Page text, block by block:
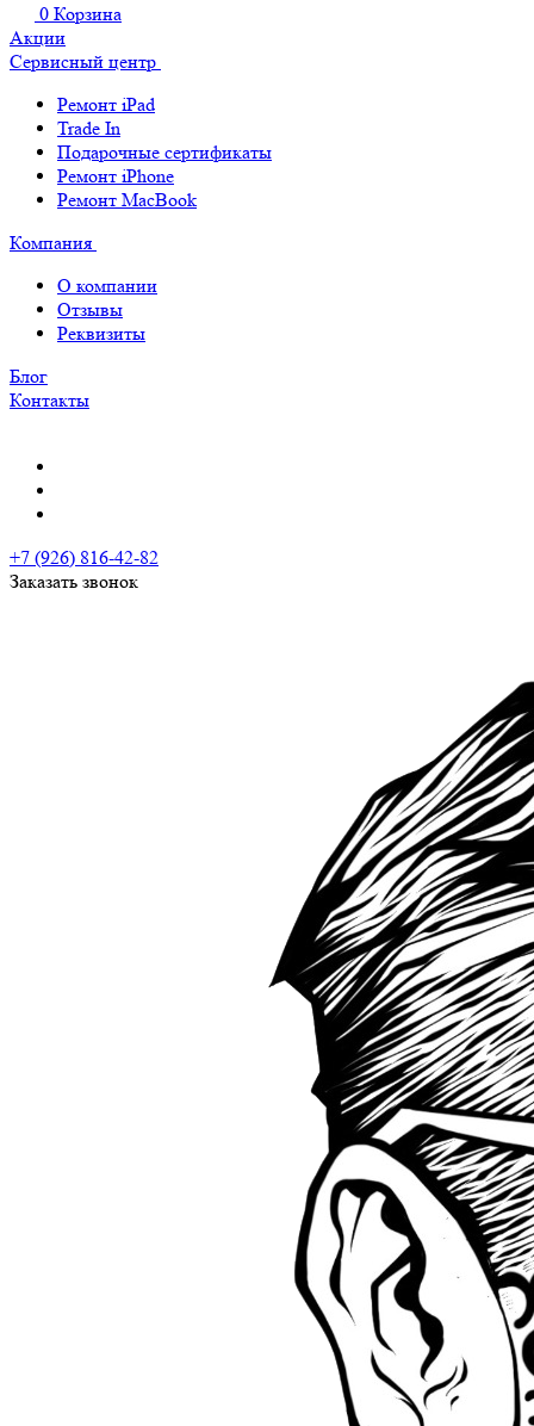
0 Корзина
Акции
Сервисный центр
Ремонт iPad
Trade In
Подарочные сертификаты
Ремонт iPhone
Ремонт MacBook
Компания
О компании
Отзывы
Реквизиты
Блог
Контакты
+7 (926) 816-42-82
Заказать звонок